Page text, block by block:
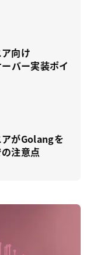
向け
バー実装ポイ
がGolangを
注意点